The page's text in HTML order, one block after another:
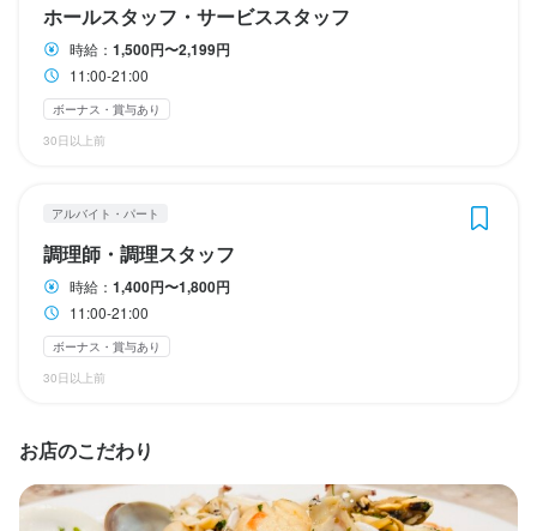
ホールスタッフ・サービススタッフ
時給： 1,500円〜2,199円
11:00-21:00
ボーナス・賞与あり
30日以上前
アルバイト・パート
調理師・調理スタッフ
時給： 1,400円〜1,800円
11:00-21:00
ボーナス・賞与あり
30日以上前
お店のこだわり
一人ひとりのお客様に丁寧に向き合う接客を大切にしています。
具体的には
・お客様のご案内
・洗い物、片付け
・店内清掃
・予約管理補助
・電話対応
営業中は、
単に料理を運ぶだけではなく、
店全体の空気感や流れを理解しながら働いていただきます。
具体的には
・仕込み、調理、盛り付け
・食材管理、在庫管理
・仕入れ業務および業者とのやり取り
・スタッフの教育・指導
・店舗運営全般の補助
など。
将来、料理長や店長として活躍したい方、独立を視野に入れてい
る方にとって、非常に実践的な環境です。
・洗い場業務
・仕込み補助
・食材の下処理
・盛り付け補助
・厨房内の清掃、衛生管理
最初は経験や技術に応じてできる範囲からお任せしますが、
希望とやる気がある方には、調理技術や食材の知識も実践的に学
んでいただけます。
とができる環境です。
料理長との距離も近く、
一人ひとりのお客様に丁寧に向き合う接客を大切にしています。
具体的には
・お客様のご案内
・洗い物、片付け
・店内清掃
・予約管理補助
・電話対応
営業中は、
単に料理を運ぶだけではなく、
店全体の空気感や流れを理解しながら働いていただきます。
・洗い場業務
・仕込み補助
・食材の下処理
・盛り付け補助
・厨房内の清掃、衛生管理
最初は経験や技術に応じてできる範囲からお任せしますが、
希望とやる気がある方には、調理技術や食材の知識も実践的に学
んでいただけます。
とができる環境です。
料理長との距離も近く、